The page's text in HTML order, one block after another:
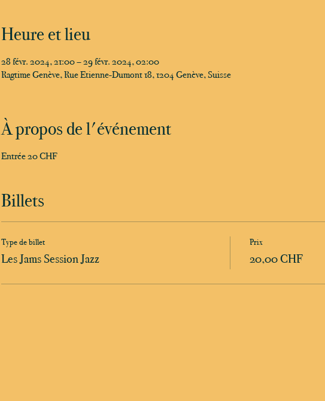
Heure et lieu
28 févr. 2024, 21:00 – 29 févr. 2024, 02:00
Ragtime Genève, Rue Etienne-Dumont 18, 1204 Genève, Suisse
À propos de l'événement
Entrée 20 CHF
Billets
Type de billet
Les Jams Session Jazz
Prix
20,00 CHF